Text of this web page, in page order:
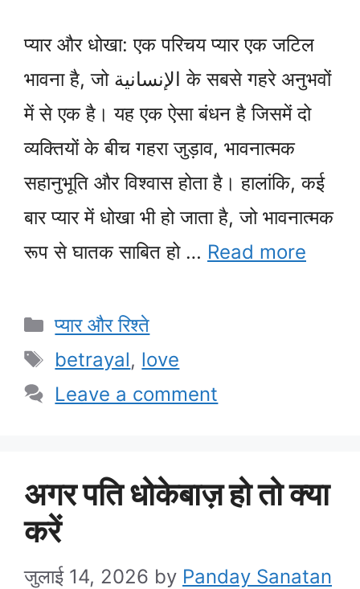
प्यार और धोखा: एक परिचय प्यार एक जटिल
भावना है, जो الإنسانية के सबसे गहरे अनुभवों
में से एक है। यह एक ऐसा बंधन है जिसमें दो
व्यक्तियों के बीच गहरा जुड़ाव, भावनात्मक
सहानुभूति और विश्वास होता है। हालांकि, कई
बार प्यार में धोखा भी हो जाता है, जो भावनात्मक
रूप से घातक साबित हो … Read more
Categories
प्यार और रिश्ते
Tags
betrayal, love
Leave a comment
अगर पति धोकेबाज़ हो तो क्या
करें
जुलाई 14, 2026 by Panday Sanatan